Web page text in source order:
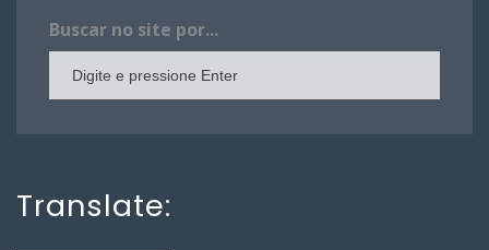
Buscar no site por...
Translate: